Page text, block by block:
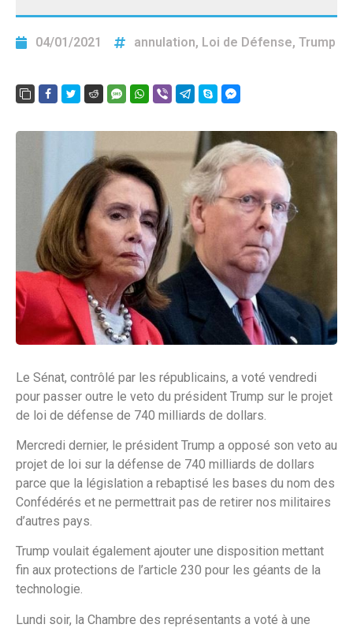
04/01/2021 annulation, Loi de Défense, Trump
Le Sénat, contrôlé par les républicains, a voté vendredi
pour passer outre le veto du président Trump sur le projet
de loi de défense de 740 milliards de dollars.
Mercredi dernier, le président Trump a opposé son veto au
projet de loi sur la défense de 740 milliards de dollars
parce que la législation a rebaptisé les bases du nom des
Confédérés et ne permettrait pas de retirer nos militaires
d’autres pays.
Trump voulait également ajouter une disposition mettant
fin aux protections de l’article 230 pour les géants de la
technologie.
Lundi soir, la Chambre des représentants a voté à une